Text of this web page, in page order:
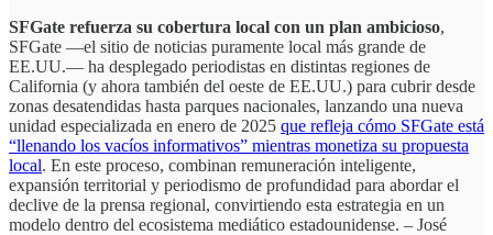
SFGate refuerza su cobertura local con un plan ambicioso,
SFGate —el sitio de noticias puramente local más grande de
EE.UU.— ha desplegado periodistas en distintas regiones de
California (y ahora también del oeste de EE.UU.) para cubrir desde
zonas desatendidas hasta parques nacionales, lanzando una nueva
unidad especializada en enero de 2025 que refleja cómo SFGate está
“llenando los vacíos informativos” mientras monetiza su propuesta
local. En este proceso, combinan remuneración inteligente,
expansión territorial y periodismo de profundidad para abordar el
declive de la prensa regional, convirtiendo esta estrategia en un
modelo dentro del ecosistema mediático estadounidense. – José